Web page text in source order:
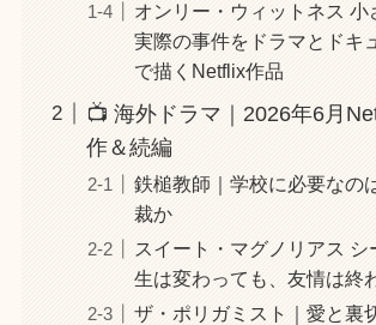
オンリー・ウィットネス 小
実際の事件をドラマとドキ
で描くNetflix作品
📺 海外ドラマ｜2026年6月
作＆続編
鉄槌教師｜学校に必要なの
裁か
スイート・マグノリアス シ
生は変わっても、友情は終
ザ・ポリガミスト｜愛と裏